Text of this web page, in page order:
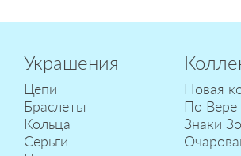
Украшения
Цепи
Браслеты
Кольца
Серьги
Новая
По
Знаки